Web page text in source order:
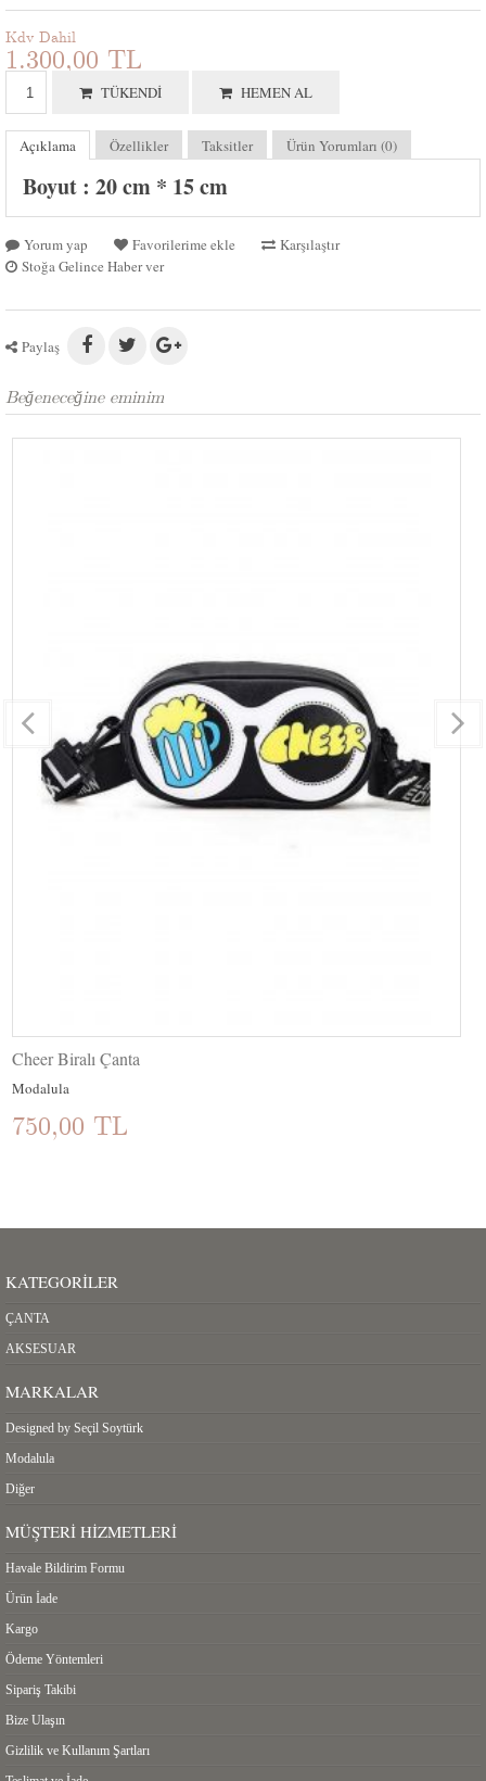
Kdv Dahil
1.300,00 TL
TÜKENDI HEMEN AL
Açıklama Özellikler Taksitler Ürün Yorumları (0)
Boyut : 20 cm * 15 cm
Yorum yap Favorilerime ekle
Karşılaştır
Stoğa Gelince Haber ver
Paylaş
Beğeneceğine eminim
Cheer Biralı Çanta
Modalula
750,00 TL
KATEGORILER
ÇANTA
AKSESUAR
MARKALAR
Designed by Seçil Soytürk
Modalula
Diğer
MÜŞTERI HIZMETLERI
Havale Bildirim Formu
Ürün İade
Kargo
Ödeme Yöntemleri
Sipariş Takibi
Bize Ulaşın
Gizlilik ve Kullanım Şartları